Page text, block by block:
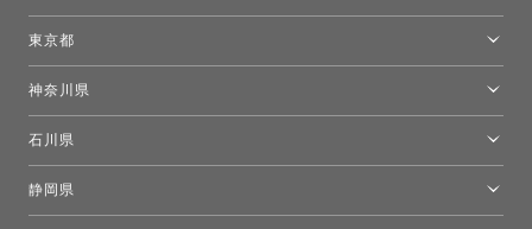
東京都
モーイ東京
キーブー東京
FLOS｜フロスデザインスペース青山
神奈川県
石川県
静岡県